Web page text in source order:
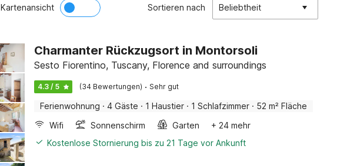
Kartenansicht Sortieren nach Beliebtheit
Charmanter Rückzugsort in Montorsoli
Sesto Fiorentino, Tuscany, Florence and surroundings
4.3 / 5 (34 Bewertungen) · Sehr gut
Ferienwohnung · 4 Gäste · 1 Haustier · 1 Schlafzimmer · 52 m² Fläche
Wifi
Sonnenschirm Garten
+ 24 mehr
Kostenlose Stornierung bis zu 21 Tage vor Ankunft